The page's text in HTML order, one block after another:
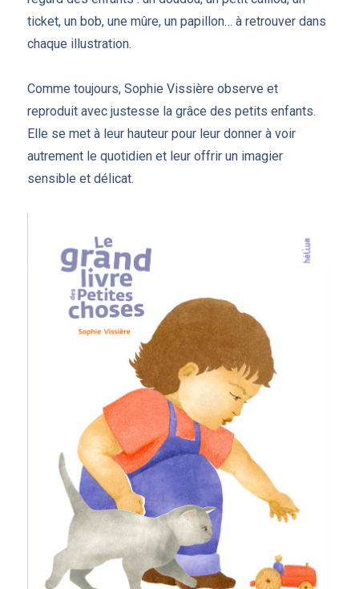
ticket, un bob, une mûre, un papillon… à retrouver dans
chaque illustration.
Comme toujours, Sophie Vissière observe et
reproduit avec justesse la grâce des petits enfants.
Elle se met à leur hauteur pour leur donner à voir
autrement le quotidien et leur offrir un imagier
sensible et délicat.